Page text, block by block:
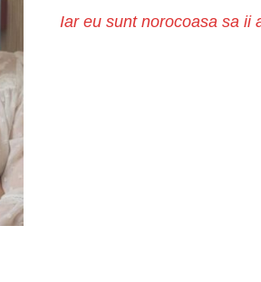
Iar eu sunt norocoasa sa ii